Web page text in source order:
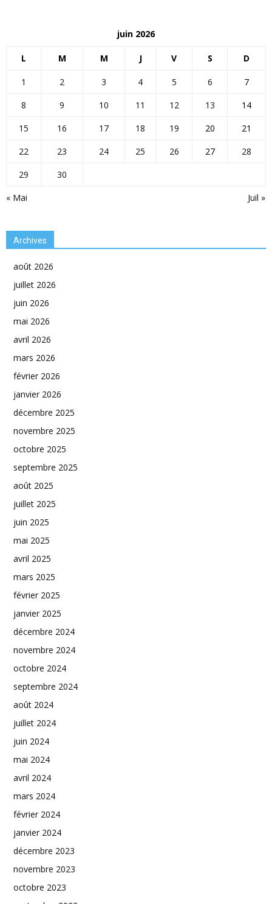
juin 2026
L M M J V S D
« Mai Juil »
1 2 3 4 5 6
7
8
9 10 11 12 13
14
15
16 17 18 19 20
21
22
23 24 25 26 27
28
29
30
Archives
août 2026
juillet 2026
juin 2026
mai 2026
avril 2026
mars 2026
février 2026
janvier 2026
décembre 2025
novembre 2025
octobre 2025
septembre 2025
août 2025
juillet 2025
juin 2025
mai 2025
avril 2025
mars 2025
février 2025
janvier 2025
décembre 2024
novembre 2024
octobre 2024
septembre 2024
août 2024
juillet 2024
juin 2024
mai 2024
avril 2024
mars 2024
février 2024
janvier 2024
décembre 2023
novembre 2023
octobre 2023